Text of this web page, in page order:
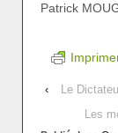
Patrick
‹
Le
Les